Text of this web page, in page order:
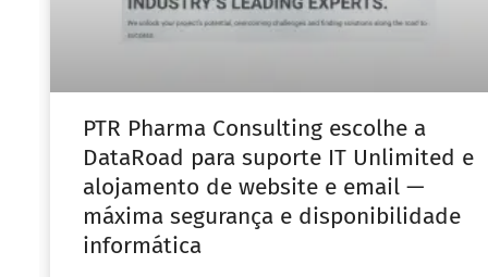
PTR Pharma Consulting escolhe a
DataRoad para suporte IT Unlimited e
alojamento de website e email —
máxima segurança e disponibilidade
informática